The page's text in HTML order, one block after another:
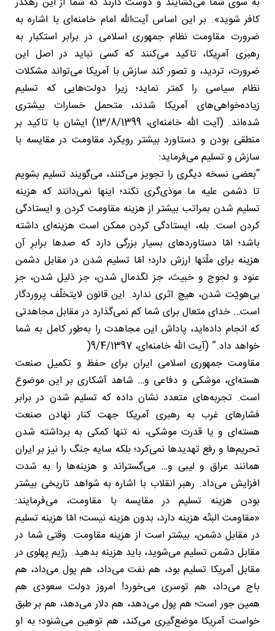
کافر شوید». بر این اساس آیت‌الله امام خامنه‌ای با اشاره به
ضرورت مقاومت نظام جمهوری اسلامی در برابر استکبار به
رهبری آمریکا، تاکید می‌کنند که کسی نباید در اصل این
ضرورت، تردید، و تصور کند سازش با آمریکا می‌تواند مشکلات
نظام سیاسی را کمتر نماید؛ زیرا دولت‌هایی که تسلیم
زیاده‌خواهی‌های آمریکا شدند، متحمل خسارات بیشتری
شده‌اند. (آیت الله خامنه‌ای، 13/8/1399) ایشان با تاکید بر
منطقی بودن و دستاورد بیشتر رویکرد مقاومت در مقایسه با
سازش و تسلیم می‌فرماید:
“بعضی نسخه‌ دیگری را تجویز می‌کنند، می‌گویند تسلیم بشویم
تا دشمن علیه ما موذی‌گری نکند؛ اینها نمی‌دانند که هزینه‌
تسلیم شدن بمراتب بیشتر از هزینه‌ مقاومت کردن و ایستادگی
کردن است. بله، ایستادگی کردن ممکن است هزینه‌ای داشته
باشد؛ امّا دستاوردهای بسیار بزرگی دارد که صدها برابرِ آن
هزینه برای ملّتها ارزش دارد؛ امّا تسلیم شدن در مقابل دشمن
عنود و لجوج و خبیث، جز لگدمال شدن، جز ذلیل شدن، جز
بی‌هویّت شدن، هیچ اثری ندارد. این قانون لایتخلّف پروردگار
است… خدای متعال برای شما کم نمی‌گذارد در مقابل مجاهدتی
که انجام داده‌اید، پاداش این مجاهدت را به‌طور کامل به شما
خواهد داد.” (آیت الله خامنه‌ای، 9/4/1397(
مقاومت جمهوری اسلامی ایران برای حفظ و تکمیل صنعت
هسته‌ای، موشکی و دفاعی و… شاهد آشکاری بر این موضوع
است. تجربه‌های متعدد نشان داده که تسلیم شدن در برابر
فشارهای غرب به رهبری آمریکا جهت کنار نهادن صنعت
هسته‌ای و یا قدرت موشکی، نه تنها کمکی به برداشته شدن
تحریم‌ها و رفع تهدیدها نمی‌کرد؛ بلکه سایه جنگ را نیز بر ایران
همانند عراق و لیبی و… می‌گستراند و هزینه‌ها را به شدت
افزایش می‌داد. رهبر انقلاب با اشاره به شواهد تاریخی بیشتر
بودن هزینه تسلیم در مقایسه با مقاومت، می‌فرمایند:
«مقاومت البتّه هزینه دارد، بدون هزینه نیست؛ امّا هزینه‌ تسلیم
در مقابل دشمن، بیشتر است از هزینه‌ مقاومت. وقتی شما در
مقابل دشمن تسلیم می‌شوید، باید هزینه بدهید. رژیم پهلوی در
مقابل آمریکا تسلیم بود، هم نفت می‌داد، هم پول می‌داد، هم
باج می‌داد، هم توسری می‌خورد! امروز دولت سعودی هم
همین جور است؛ هم پول می‌دهد، هم دلار می‌دهد، هم بر طبق
خواست آمریکا موضع‌گیری می‌کند، هم توهین می‌شنود؛ به او